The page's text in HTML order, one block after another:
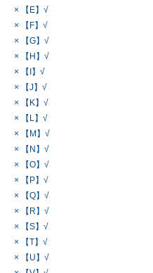
× 【E】√
× 【F】√
× 【G】√
× 【H】√
× 【I】√
× 【J】√
× 【K】√
× 【L】√
× 【M】√
× 【N】√
× 【O】√
× 【P】√
× 【Q】√
× 【R】√
× 【S】√
× 【T】√
× 【U】√